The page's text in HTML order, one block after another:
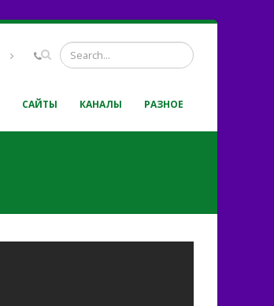
САЙТЫ КАНАЛЫ РАЗНОЕ